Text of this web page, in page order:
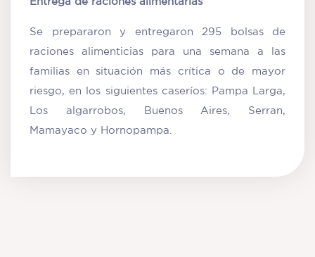
Se prepararon y entregaron 295 bolsas de
raciones alimenticias para una semana a las
familias en situación más crítica o de mayor
riesgo, en los siguientes caseríos: Pampa Larga,
Los algarrobos, Buenos Aires, Serran,
Mamayaco y Hornopampa.